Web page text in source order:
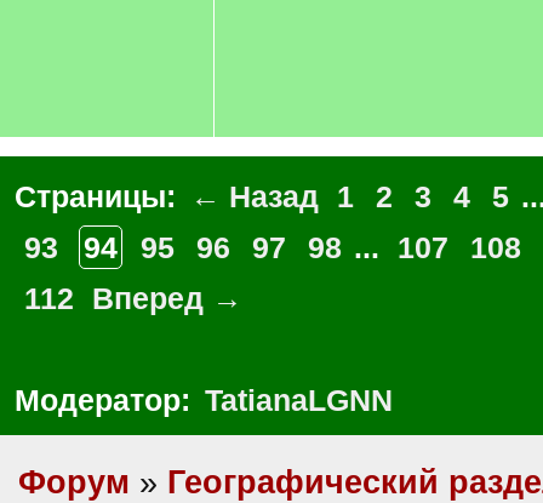
Страницы: ← Назад 1 2 3 4 5
93
94 95 96 97 98 ... 107
108
112
Вперед →
Модератор: TatianaLGNN
Форум » Географический